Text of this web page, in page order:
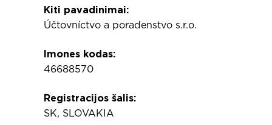
Kiti pavadinimai:
Účtovníctvo a poradenstvo s.r.o.
Imones kodas:
46688570
Registracijos šalis:
SK, SLOVAKIA